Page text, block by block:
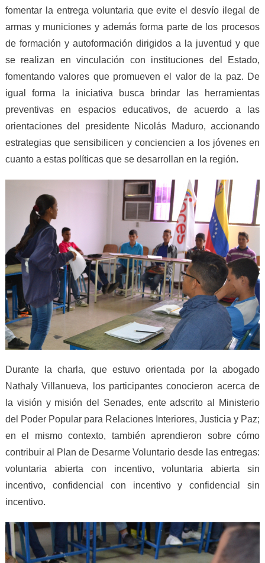
fomentar la entrega voluntaria que evite el desvío ilegal de
armas y municiones y además forma parte de los procesos
de formación y autoformación dirigidos a la juventud y que
se realizan en vinculación con instituciones del Estado,
fomentando valores que promueven el valor de la paz. De
igual forma la iniciativa busca brindar las herramientas
preventivas en espacios educativos, de acuerdo a las
orientaciones del presidente Nicolás Maduro, accionando
estrategias que sensibilicen y conciencien a los jóvenes en
cuanto a estas políticas que se desarrollan en la región.
Durante la charla, que estuvo orientada por la abogado
Nathaly Villanueva, los participantes conocieron acerca de
la visión y misión del Senades, ente adscrito al Ministerio
del Poder Popular para Relaciones Interiores, Justicia y Paz;
en el mismo contexto, también aprendieron sobre cómo
contribuir al Plan de Desarme Voluntario desde las entregas:
voluntaria abierta con incentivo, voluntaria abierta sin
incentivo, confidencial con incentivo y confidencial sin
incentivo.